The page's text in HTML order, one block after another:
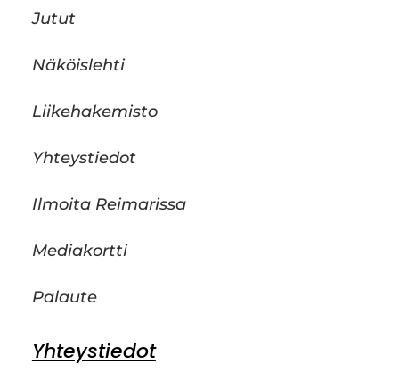
Jutut
Näköislehti
Liikehakemisto
Yhteystiedot
Ilmoita Reimarissa
Mediakortti
Palaute
Yhteystiedot